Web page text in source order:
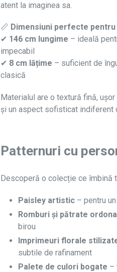
atent la imaginea sa.
📏 Dimensiuni perfecte
✔ 146 cm lungime – ideală
impecabil
✔ 8 cm lățime – suficient de
clasică
Materialul are o textură fină,
și un aspect sofisticat indiferent
Patternuri cu
Descoperă o colecție ce îmbină
Paisley artistic – pentru
Romburi și pătrate
birou
Imprimeuri florale
subtile de rafinament
Palete de culori bogate –